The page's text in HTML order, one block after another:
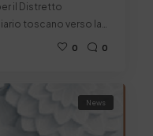
il Distretto
toscano verso la…
0 0
News